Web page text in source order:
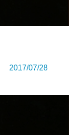
2017/07/28